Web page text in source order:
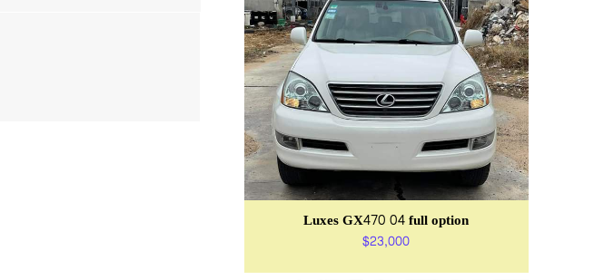
Luxes GX470 04 full option
$23,000